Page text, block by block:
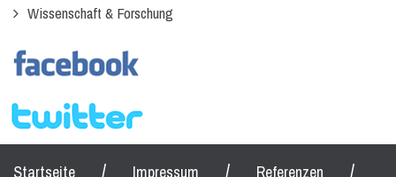
Wissenschaft & Forschung
Startseite / Impressum / Referenzen /